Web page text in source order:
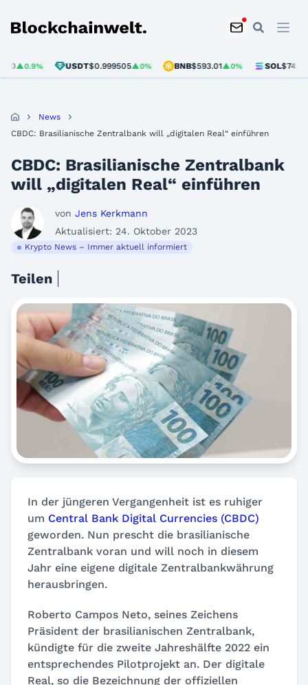
Blockchainwelt
USDT$0.999505▲0% BNB$593.01▲0% SOL$74.63
News
CBDC: Brasilianische Zentralbank will „digitalen Real“ einführen
CBDC: Brasilianische Zentralbank
will „digitalen Real“ einführen
von Jens Kerkmann
Aktualisiert: 24. Oktober 2023
Krypto News – Immer aktuell informiert
Teilen
In der jüngeren Vergangenheit ist es ruhiger
um Central Bank Digital Currencies (CBDC)
geworden. Nun prescht die brasilianische
Zentralbank voran und will noch in diesem
Jahr eine eigene digitale Zentralbankwährung
herausbringen.
Roberto Campos Neto, seines Zeichens
Präsident der brasilianischen Zentralbank,
kündigte für die zweite Jahreshälfte 2022 ein
entsprechendes Pilotprojekt an. Der digitale
Real, so die Bezeichnung der offiziellen